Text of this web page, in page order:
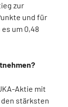
zur
und für
um 0,48
Aktie mit
den stärksten